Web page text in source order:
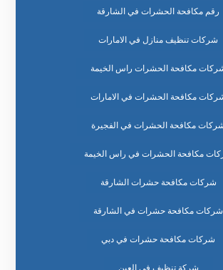
رقم مكافحة الحشرات في الشارقة
شركات تنظيف منازل في الامارات
مكافحة الحشرات راس الخيمة
مكافحة الحشرات في الامارات
مكافحة الحشرات في الفجيرة
مكافحة الحشرات في راس الخيمة
شركات مكافحة حشرات الشارقة
شركات مكافحة حشرات في الشارقة
شركات مكافحة حشرات في دبي